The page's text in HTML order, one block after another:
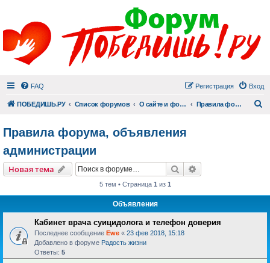
FAQ Вход
Регистрация
ПОБЕДИШЬ.РУ Список форумов О сайте и форуме Правила форума, объявления администрации
Правила форума, объявления
администрации
Новая тема Поиск
5 тем • Страница 1 из 1
Объявления
Кабинет врача суицидолога и телефон доверия
Последнее сообщение Ewe « 23 фев 2018, 15:18
Добавлено в форуме Радость жизни
Ответы: 5